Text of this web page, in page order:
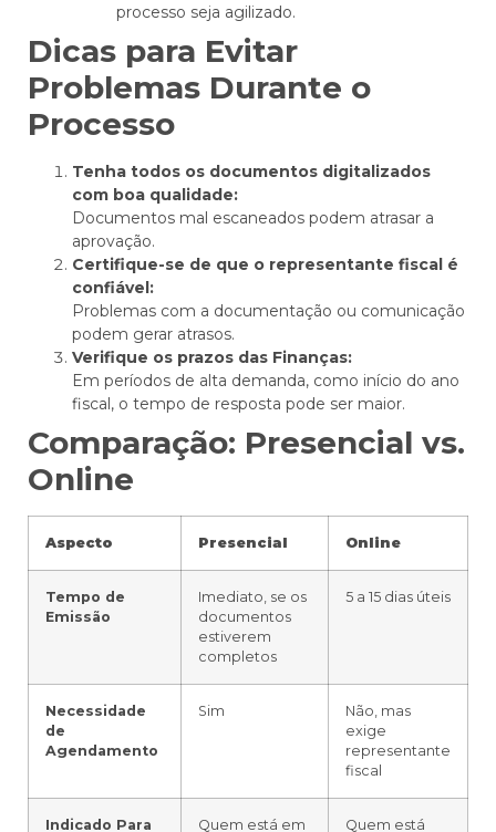
processo seja agilizado.
Dicas para Evitar
Problemas Durante o
Processo
Tenha todos os documentos digitalizados
com boa qualidade:
Documentos mal escaneados podem atrasar a
aprovação.
Certifique-se de que o representante fiscal é
confiável:
Problemas com a documentação ou comunicação
podem gerar atrasos.
Verifique os prazos das Finanças:
Em períodos de alta demanda, como início do ano
fiscal, o tempo de resposta pode ser maior.
Comparação: Presencial vs.
Online
Aspecto Presencial Online
Tempo de
Emissão
Imediato, se os
documentos
estiverem
completos
5 a 15 dias úteis
Necessidade
de
Agendamento
Sim
Não, mas
exige
representante
fiscal
Indicado Para Quem está em Quem está